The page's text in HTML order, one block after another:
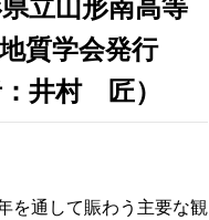
質学会発行
井村 匠）
を通して賑わう主要な観